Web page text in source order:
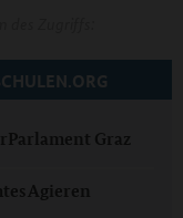
Graz
Agieren